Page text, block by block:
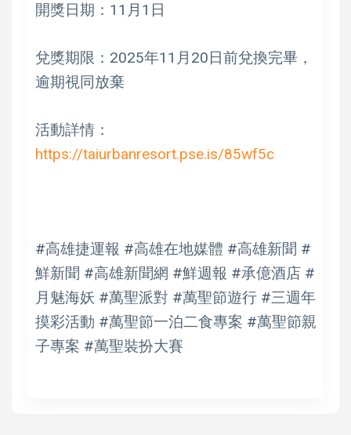
開獎日期：11月1日
兌獎期限：2025年11月20日前兌換完畢，
逾期視同放棄
活動詳情：
https://taiurbanresort.pse.is/85wf5c
#高雄捷運報 #高雄在地媒體 #高雄新聞 #
鮮新聞 #高雄新聞網 #鮮週報 #承億酒店 #
月魅海妖 #萬聖派對 #萬聖節遊行 #三週年
摸彩活動 #萬聖節一泊二食專案 #萬聖節親
子專案 #萬聖裝扮大賽